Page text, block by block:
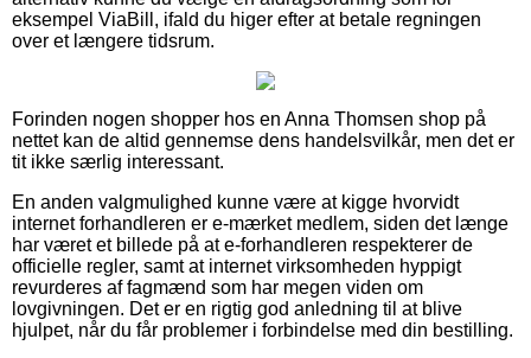
eksempel ViaBill, ifald du higer efter at betale regningen
over et længere tidsrum.
Forinden nogen shopper hos en Anna Thomsen shop på
nettet kan de altid gennemse dens handelsvilkår, men det er
tit ikke særlig interessant.
En anden valgmulighed kunne være at kigge hvorvidt
internet forhandleren er e-mærket medlem, siden det længe
har været et billede på at e-forhandleren respekterer de
officielle regler, samt at internet virksomheden hyppigt
revurderes af fagmænd som har megen viden om
lovgivningen. Det er en rigtig god anledning til at blive
hjulpet, når du får problemer i forbindelse med din bestilling.